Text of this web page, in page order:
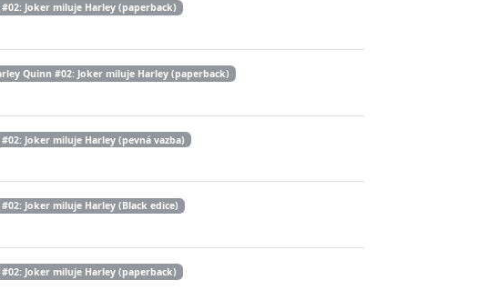
Joker miluje Harley (paperback)
Quinn #02: Joker miluje Harley (paperback)
Joker miluje Harley (pevná vazba)
Joker miluje Harley (Black edice)
Joker miluje Harley (paperback)